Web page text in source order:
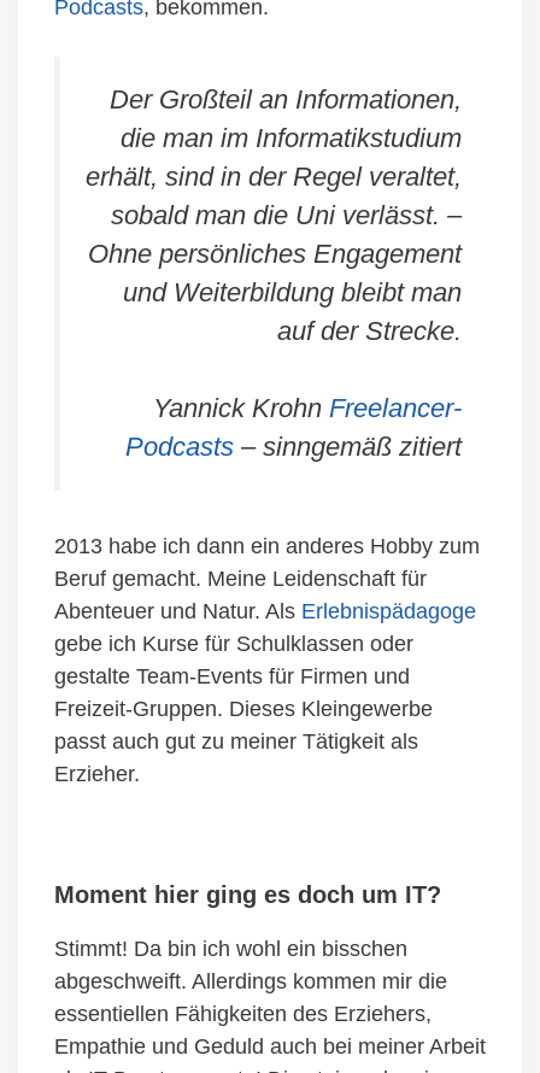
Podcasts, bekommen.
Der Großteil an Informationen,
die man im Informatikstudium
erhält, sind in der Regel veraltet,
sobald man die Uni verlässt. –
Ohne persönliches Engagement
und Weiterbildung bleibt man
auf der Strecke.
Yannick Krohn Freelancer-
Podcasts – sinngemäß zitiert
2013 habe ich dann ein anderes Hobby zum
Beruf gemacht. Meine Leidenschaft für
Abenteuer und Natur. Als Erlebnispädagoge
gebe ich Kurse für Schulklassen oder
gestalte Team-Events für Firmen und
Freizeit-Gruppen. Dieses Kleingewerbe
passt auch gut zu meiner Tätigkeit als
Erzieher.
Moment hier ging es doch um IT?
Stimmt! Da bin ich wohl ein bisschen
abgeschweift. Allerdings kommen mir die
essentiellen Fähigkeiten des Erziehers,
Empathie und Geduld auch bei meiner Arbeit